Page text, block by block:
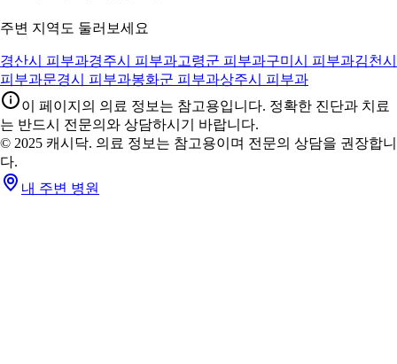
주변 지역도 둘러보세요
경산시 피부과경주시 피부과고령군 피부과구미시 피부과김천시
피부과문경시 피부과봉화군 피부과상주시 피부과
이 페이지의 의료 정보는 참고용입니다. 정확한 진단과 치료
는 반드시 전문의와 상담하시기 바랍니다.
© 2025 캐시닥. 의료 정보는 참고용이며 전문의 상담을 권장합니
다.
내 주변 병원